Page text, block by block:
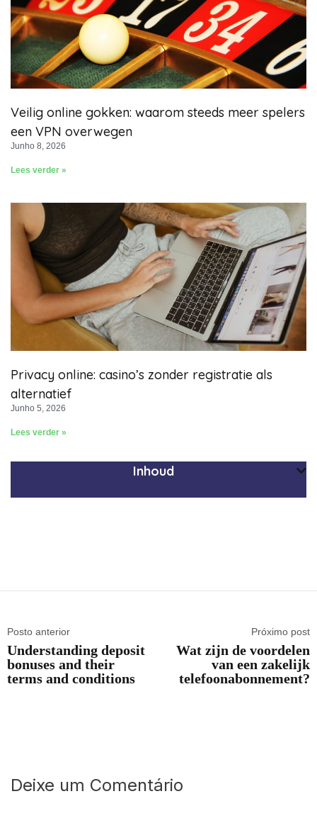
Veilig online gokken: waarom steeds meer spelers
een VPN overwegen
Junho 8, 2026
Lees verder »
Privacy online: casino’s zonder registratie als
alternatief
Junho 5, 2026
Lees verder »
Inhoud
Posto anterior
Understanding deposit
bonuses and their
terms and conditions
Próximo post
Wat zijn de voordelen
van een zakelijk
telefoonabonnement?
Deixe um Comentário